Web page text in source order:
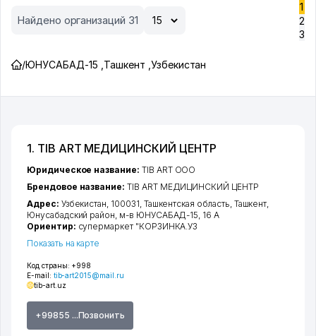
Найдено организаций 31
1
2
3
/ЮНУСАБАД-15 Ташкент Узбекистан
1. TIB ART МЕДИЦИНСКИЙ ЦЕНТР
Код страны: +998
E-mail: tib-art2015@mail.ru
tib-art.uz
+99855 ...Позвонить
Юридическое название: TIB ART ООО
Брендовое название: TIB ART МЕДИЦИНСКИЙ ЦЕНТР
Адрес: Узбекистан, 100031, Ташкентская область, Ташкент,
Юнусабадский район, м-в ЮНУСАБАД-15, 16 А
Ориентир: супермаркет "КОРЗИНКА.УЗ
Показать на карте